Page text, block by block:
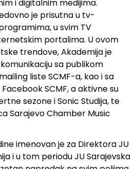
i digitalnim medijima.
je prisutna u tv-
u svim TV
portalima. U ovom
trendove, Akademija je
sa publikom
liste SCMF-a, kao i sa
SCMF, a aktivne su
sezone i Sonic Studija, te
Sarajevo Chamber Music
imenovan je za Direktora JU
i u tom periodu JU Sarajevska